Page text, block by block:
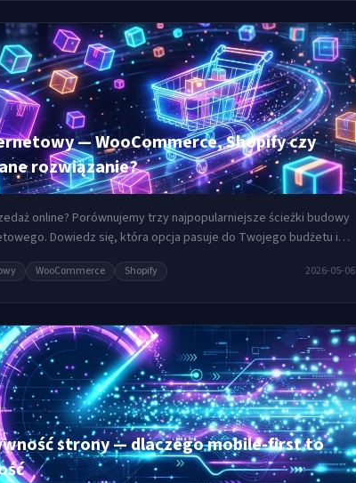
7 min
— WooCommerce, Shopify czy
rozwiązanie?
online? Porównujemy trzy najpopularniejsze ścieżki budowy
Dowiedz się, która opcja pasuje do Twojego budżetu i
WooCommerce Shopify 2026-05-06
strony — dlaczego mobile-first to